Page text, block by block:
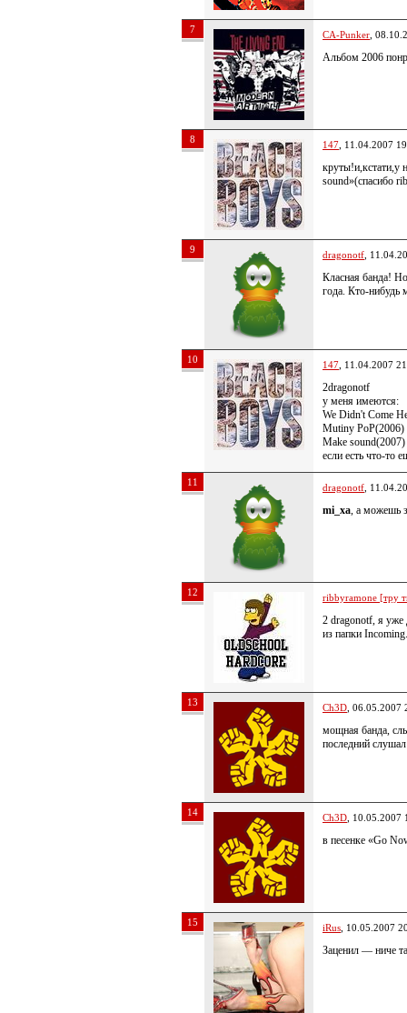
7 CA-Punker ,
Альбом 2006
8 147 , 11.04.2007
круты!и,кстати,у
sound»(спасибо
9 dragonotf ,
Класная банда!
года. Кто-нибудь
10 147 , 11.04.2007
2dragonotf
у меня имеются:
We Didn't Come
Mutiny PoP(2006)
Make sound(2007)
если есть что-то
11 dragonotf ,
mi_xa, а можешь
12 ribbyramone [тру
2 dragonotf, я уже
из папки Incoming.
13 Ch3D , 06.05.2007
мощная банда,
последний
14 Ch3D , 10.05.2007
в песенке «Go
15 iRus , 10.05.2007
Заценил — ниче